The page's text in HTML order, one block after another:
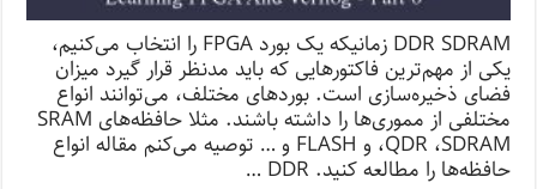
DDR SDRAM زمانیکه یک بورد FPGA را انتخاب می‌کنیم،
یکی از مهم‌ترین فاکتورهایی که باید مدنظر قرار گیرد میزان
فضای ذخیره‌سازی است. بوردهای مختلف، می‌توانند انواع
مختلفی از مموری‌ها را داشته باشند. مثلا حافظه‌های SRAM
،QDR ،SDRAM و FLASH و … توصیه می‌کنم مقاله انواع
حافظه‌ها را مطالعه کنید. DDR …